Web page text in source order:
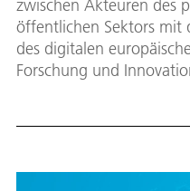
zwischen Akteuren des
öffentlichen Sektors mit
des digitalen
Forschung und